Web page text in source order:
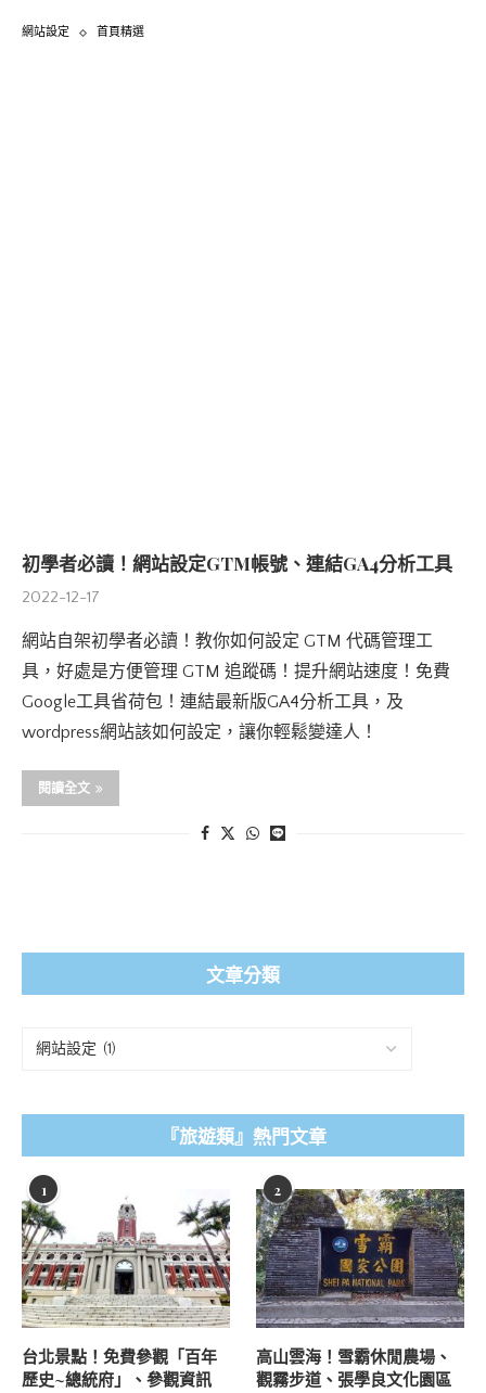
網站設定 首頁精選
初學者必讀！網站設定GTM帳號、連結GA4分析工具
2022-12-17
網站自架初學者必讀！教你如何設定 GTM 代碼管理工
具，好處是方便管理 GTM 追蹤碼！提升網站速度！免費
Google工具省荷包！連結最新版GA4分析工具，及
wordpress網站該如何設定，讓你輕鬆變達人！
閱讀全文
文章分類
『旅遊類』熱門文章
1
台北景點！免費參觀「百年
歷史~總統府」、參觀資訊
2
高山雲海！雪霸休閒農場、
觀霧步道、張學良文化園區